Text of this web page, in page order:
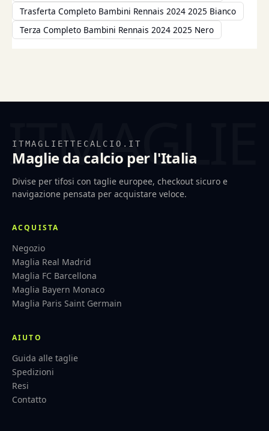
Trasferta Completo Bambini Rennais 2024 2025 Bianco
Terza Completo Bambini Rennais 2024 2025 Nero
ITMAGLIETTECALCIO.IT
Maglie da calcio per l'Italia
Divise per tifosi con taglie europee, checkout sicuro e
navigazione pensata per acquistare veloce.
ACQUISTA
Negozio
Maglia Real Madrid
Maglia FC Barcellona
Maglia Bayern Monaco
Maglia Paris Saint Germain
AIUTO
Guida alle taglie
Spedizioni
Resi
Contatto